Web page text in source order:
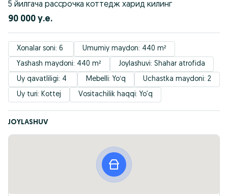
5 йилгача рассрочка коттедж харид килинг
90 000 у.е.
Xonalar soni: 6
Umumiy maydon: 440 m²
Yashash maydoni: 440 m²
Joylashuvi: Shahar atrofida
Uy qavatliligi: 4
Mebelli: Yoʻq
Uchastka maydoni: 2
Uy turi: Kottej
Vositachilik haqqi: Yo’q
JOYLASHUV